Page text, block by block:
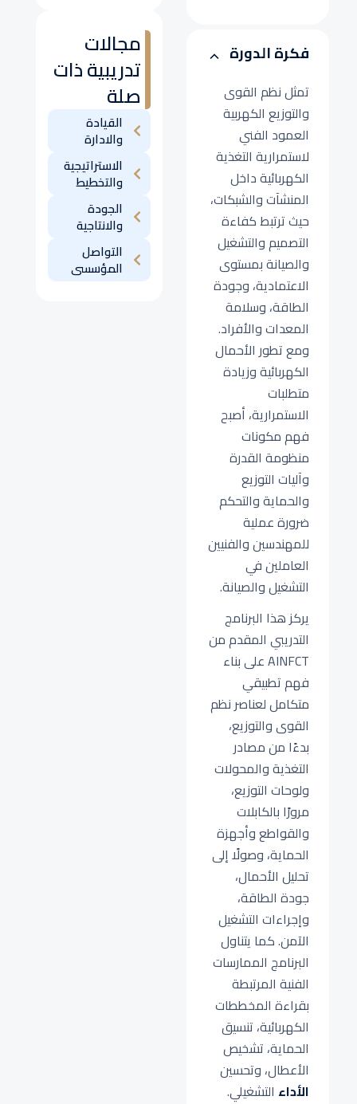
مجالات
تدريبية ذات
صلة
القيادة
والادارة
الاستراتيجية
والتخطيط
الجودة
والانتاجية
التواصل
المؤسسى
فكرة الدورة
تمثل نظم القوى
والتوزيع الكهربية
العمود الفني
لاستمرارية التغذية
الكهربائية داخل
المنشآت والشبكات،
حيث ترتبط كفاءة
التصميم والتشغيل
والصيانة بمستوى
الاعتمادية، وجودة
الطاقة، وسلامة
المعدات والأفراد.
ومع تطور الأحمال
الكهربائية وزيادة
متطلبات
الاستمرارية، أصبح
فهم مكونات
منظومة القدرة
وآليات التوزيع
والحماية والتحكم
ضرورة عملية
للمهندسين والفنيين
العاملين في
التشغيل والصيانة.
يركز هذا البرنامج
التدريبي المقدم من
AINFCT على بناء
فهم تطبيقي
متكامل لعناصر نظم
القوى والتوزيع،
بدءًا من مصادر
التغذية والمحولات
ولوحات التوزيع،
مرورًا بالكابلات
والقواطع وأجهزة
الحماية، وصولًا إلى
تحليل الأحمال،
جودة الطاقة،
وإجراءات التشغيل
الآمن. كما يتناول
البرنامج الممارسات
الفنية المرتبطة
بقراءة المخططات
الكهربائية، تنسيق
الحماية، تشخيص
الأعطال، وتحسين
الأداء التشغيلي.